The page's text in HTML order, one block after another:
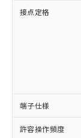
接点定格
端子仕様
許容操作頻度